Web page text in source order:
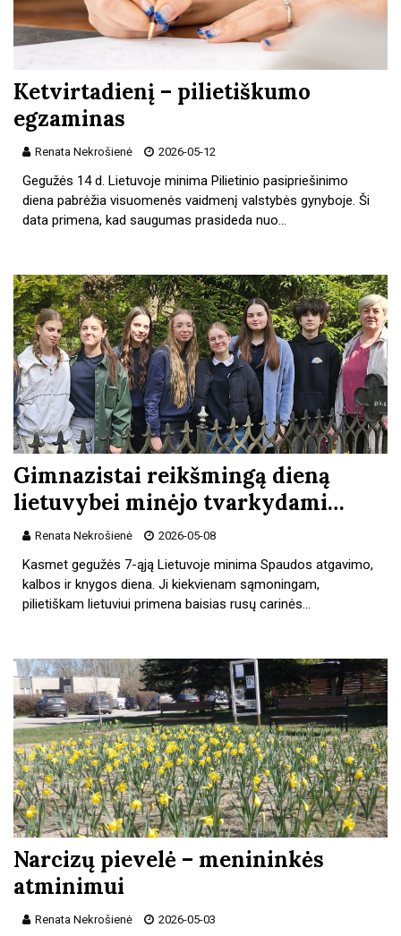
Ketvirtadienį – pilietiškumo
egzaminas
Renata Nekrošienė 2026-05-12
Gegužės 14 d. Lietuvoje minima Pilietinio pasipriešinimo
diena pabrėžia visuomenės vaidmenį valstybės gynyboje. Ši
data primena, kad saugumas prasideda nuo…
Gimnazistai reikšmingą dieną
lietuvybei minėjo tvarkydami…
Renata Nekrošienė 2026-05-08
Kasmet gegužės 7-ąją Lietuvoje minima Spaudos atgavimo,
kalbos ir knygos diena. Ji kiekvienam sąmoningam,
pilietiškam lietuviui primena baisias rusų carinės…
Narcizų pievelė – menininkės
atminimui
Renata Nekrošienė 2026-05-03